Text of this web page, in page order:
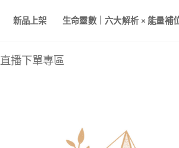
新品上架 生命靈數｜六大解析 × 能量補
直播下單專區